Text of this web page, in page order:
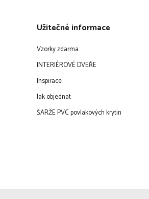
Užitečné informace
Vzorky zdarma
INTERIÉROVÉ DVEŘE
Inspirace
Jak objednat
ŠARŽE PVC povlakových krytin